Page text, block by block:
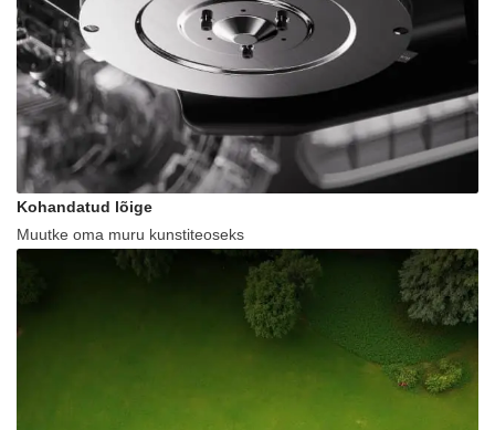
Kohandatud lõige
Muutke oma muru kunstiteoseks